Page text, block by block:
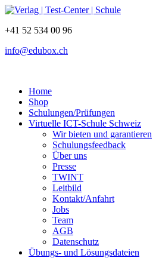
+41 52 534 00 96
info@edubox.ch
Home
Shop
Schulungen/Prüfungen
Virtuelle ICT-Schule Schweiz
Wir bieten und garantieren
Schulungsfeedback
Über uns
Presse
TWINT
Leitbild
Kontakt/Anfahrt
Jobs
Team
AGB
Datenschutz
Übungs- und Lösungsdateien